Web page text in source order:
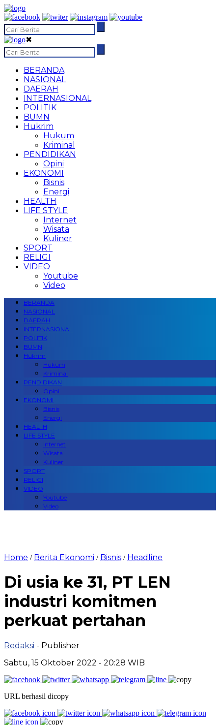
✖
BERANDA
NASIONAL
DAERAH
INTERNASIONAL
POLITIK
BUMN
Hukrim
Hukum
Kriminal
PENDIDIKAN
Opini
EKONOMI
Bisnis
Energi
HEALTH
LIFE STYLE
Internet
Wisata
Kuliner
SPORT
RELIGI
VIDEO
Youtube
Video
BERANDA
NASIONAL
DAERAH
INTERNASIONAL
POLITIK
BUMN
Hukrim
Hukum
Kriminal
PENDIDIKAN
Opini
EKONOMI
Bisnis
Energi
HEALTH
LIFE STYLE
Internet
Wisata
Kuliner
SPORT
RELIGI
VIDEO
Youtube
Video
Home / Berita Ekonomi / Bisnis / Headline
Di usia ke 31, PT LEN
industri komitmen
perkuat pertahan
Redaksi - Publisher
Sabtu, 15 Oktober 2022 - 20:28 WIB
URL berhasil dicopy